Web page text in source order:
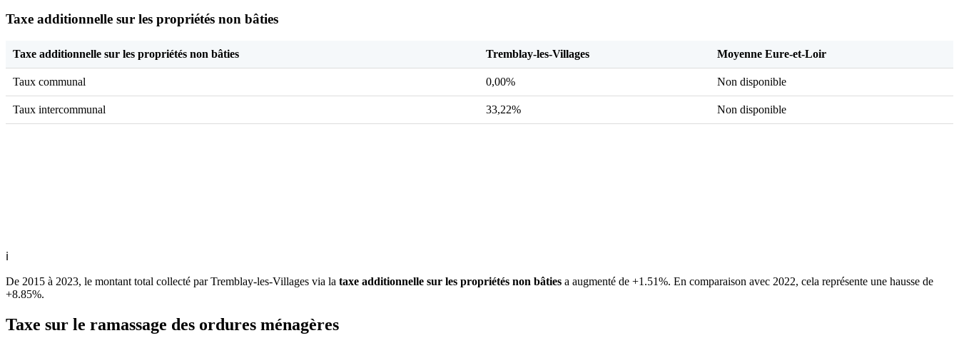
Taxe additionnelle sur les propriétés non bâties
Taxe additionnelle sur les propriétés non bâties Tremblay-les-Villages Moyenne Eure-et-Loir
Taux communal 0,00% Non disponible
Taux intercommunal 33,22% Non disponible
ℹ
De 2015 à 2023, le montant total collecté par Tremblay-les-Villages via la taxe additionnelle sur les propriétés non bâties a augmenté de +1.51%. En comparaison avec 2022, cela représente une hausse de
+8.85%.
Taxe sur le ramassage des ordures ménagères